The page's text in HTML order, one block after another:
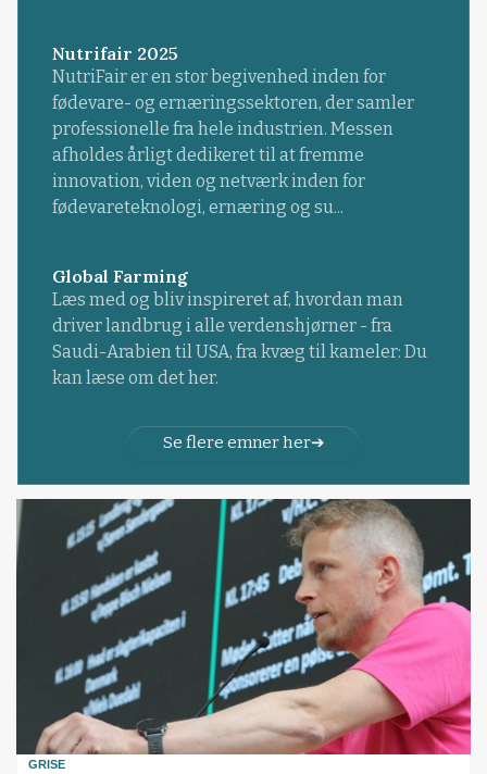
Nutrifair 2025
NutriFair er en stor begivenhed inden for
fødevare- og ernæringssektoren, der samler
professionelle fra hele industrien. Messen
afholdes årligt dedikeret til at fremme
innovation, viden og netværk inden for
fødevareteknologi, ernæring og su...
Global Farming
Læs med og bliv inspireret af, hvordan man
driver landbrug i alle verdenshjørner - fra
Saudi-Arabien til USA, fra kvæg til kameler: Du
kan læse om det her.
Se flere emner her
GRISE